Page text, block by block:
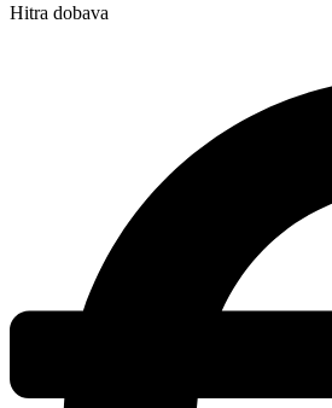
Hitra dobava